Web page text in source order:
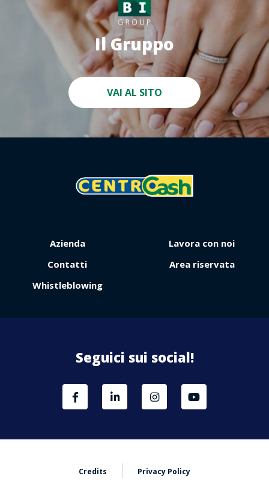
Il Gruppo
VAI AL SITO
Azienda
Lavora con noi
Contatti
Area riservata
Whistleblowing
Seguici sui social!
Credits Privacy Policy